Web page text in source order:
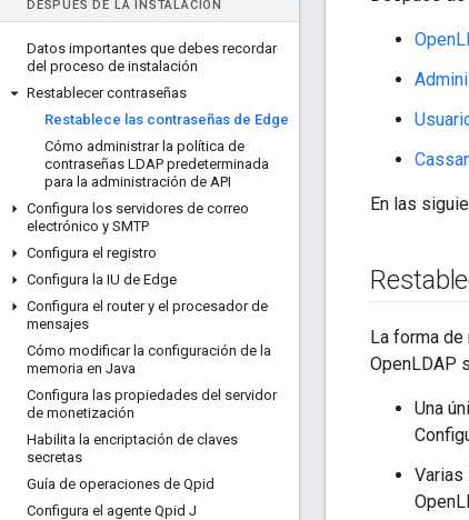
DESPUÉS DE LA INSTALACIÓN
Datos importantes que debes recordar
del proceso de instalación
Restablecer contraseñas
Restablece las contraseñas de Edge
Cómo administrar la política de
contraseñas LDAP predeterminada
para la administración de API
Configura los servidores de correo
electrónico y SMTP
Configura el registro
Configura la IU de Edge
Configura el router y el procesador de
mensajes
Cómo modificar la configuración de la
memoria en Java
Configura las propiedades del servidor
de monetización
Habilita la encriptación de claves
secretas
Guía de operaciones de Qpid
Configura el agente Qpid J
En las
La forma de
OpenLDAP
Una
Varias